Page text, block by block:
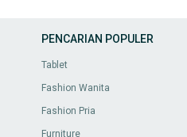
Anda dengan berbagai
Anda dalam
PENCARIAN POPULER
Tablet
Fashion Wanita
Fashion Pria
Furniture